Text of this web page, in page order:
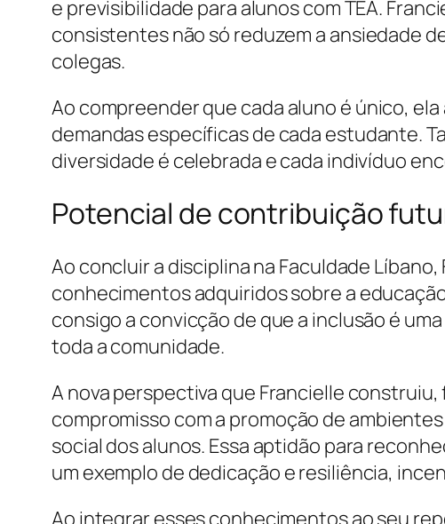
e previsibilidade para alunos com TEA.
consistentes não só reduzem a ansiedade
colegas.
Ao compreender que cada aluno é único,
demandas específicas de cada estudante.
diversidade é celebrada e cada indivíduo
Potencial de contribuição
Ao concluir a disciplina na Faculdade
conhecimentos adquiridos sobre a
consigo a convicção de que a inclusão é
toda a comunidade.
A nova perspectiva que Francielle
compromisso com a promoção de
social dos alunos. Essa aptidão para
um exemplo de dedicação e resiliência,
Ao integrar esses conhecimentos ao seu